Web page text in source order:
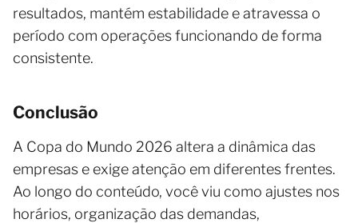
resultados, mantém estabilidade e atravessa o
período com operações funcionando de forma
consistente.
Conclusão
A Copa do Mundo 2026 altera a dinâmica das
empresas e exige atenção em diferentes frentes.
Ao longo do conteúdo, você viu como ajustes nos
horários, organização das demandas,